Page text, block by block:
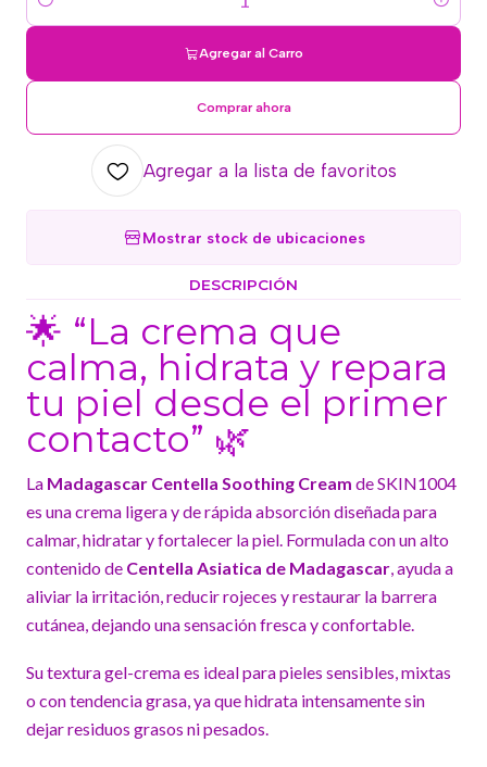
Cantidad
Agregar al Carro
Comprar ahora
Agregar a la lista de favoritos
Mostrar stock de ubicaciones
DESCRIPCIÓN
🌟 “La crema que
calma, hidrata y repara
tu piel desde el primer
contacto” 🌿
La Madagascar Centella Soothing Cream de SKIN1004
es una crema ligera y de rápida absorción diseñada para
calmar, hidratar y fortalecer la piel. Formulada con un alto
contenido de Centella Asiatica de Madagascar, ayuda a
aliviar la irritación, reducir rojeces y restaurar la barrera
cutánea, dejando una sensación fresca y confortable.
Su textura gel-crema es ideal para pieles sensibles, mixtas
o con tendencia grasa, ya que hidrata intensamente sin
dejar residuos grasos ni pesados.